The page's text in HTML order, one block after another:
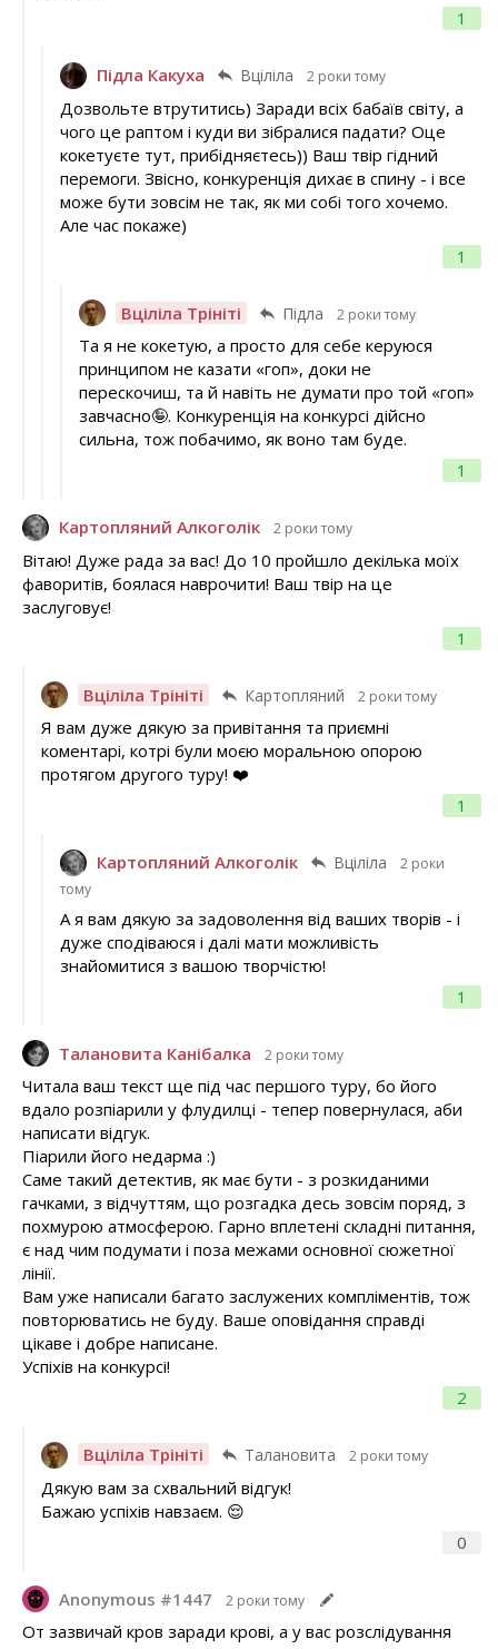
1
Підла Какуха Вціліла 2 роки тому
1
Дозвольте втрутитись) Заради всіх бабаїв світу, а
чого це раптом і куди ви зібралися падати? Оце
кокетуєте тут, прибідняєтесь)) Ваш твір гідний
перемоги. Звісно, конкуренція дихає в спину - і все
може бути зовсім не так, як ми собі того хочемо.
Але час покаже)
Вціліла Трініті Підла 2 роки тому
1
Та я не кокетую, а просто для себе керуюся
принципом не казати «гоп», доки не
перескочиш, та й навіть не думати про той «гоп»
завчасно🤪. Конкуренція на конкурсі дійсно
сильна, тож побачимо, як воно там буде.
Картопляний Алкоголік 2 роки тому
1
Вітаю! Дуже рада за вас! До 10 пройшло декілька моїх
фаворитів, боялася наврочити! Ваш твір на це
заслуговує!
Вціліла Трініті Картопляний 2 роки тому
1
Я вам дуже дякую за привітання та приємні
коментарі, котрі були моєю моральною опорою
протягом другого туру! ❤️
Картопляний Алкоголік Вціліла
2 роки
тому
1
А я вам дякую за задоволення від ваших творів - і
дуже сподіваюся і далі мати можливість
знайомитися з вашою творчістю!
Талановита Канібалка 2 роки тому
2
Читала ваш текст ще під час першого туру, бо його
вдало розпіарили у флудилці - тепер повернулася, аби
написати відгук.
Піарили його недарма :)
Саме такий детектив, як має бути - з розкиданими
гачками, з відчуттям, що розгадка десь зовсім поряд, з
похмурою атмосферою. Гарно вплетені складні питання,
є над чим подумати і поза межами основної сюжетної
лінії.
Вам уже написали багато заслужених компліментів, тож
повторюватись не буду. Ваше оповідання справді
цікаве і добре написане.
Успіхів на конкурсі!
Вціліла Трініті Талановита 2 роки тому
0
Дякую вам за схвальний відгук!
Бажаю успіхів навзаєм. 😌
Anonymous #1447 2 роки тому
От зазвичай кров заради крові, а у вас розслідування